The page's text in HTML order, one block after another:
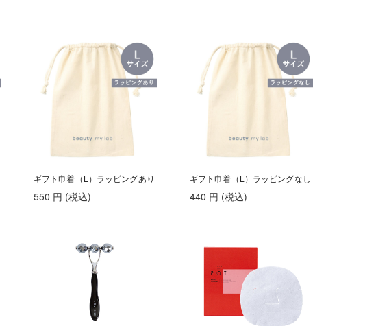
ギフト巾着（L）ラッピングあり
550 円 (税込)
ギフト巾着（L）ラッピングなし
440 円 (税込)